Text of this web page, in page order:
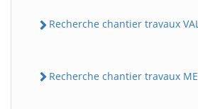
Recherche chantier travaux
Recherche chantier travaux